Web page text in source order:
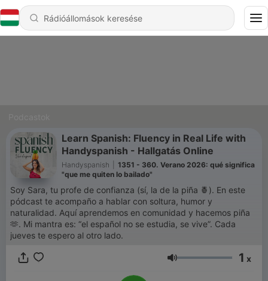
Learn Spanish: Fluency in Real Life with
Handyspanish - Hallgatás Online
Handyspanish
1351 - 360. Verano 2026: qué significa
"que me quiten lo bailado"
Soy Sara, tu profe de confianza (sí, la de la piña 🍍). En este
pódcast te acompaño a hablar con soltura, humor y
naturalidad. Aquí aprendemos en comunidad y hacemos piña
🫶. Mi mantra es: “el español no se estudia, se vive”. Cada
jueves te espero al otro lado.
Hangerő 1 x